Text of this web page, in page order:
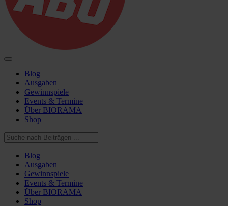
Blog
Ausgaben
Gewinnspiele
Events & Termine
Über BIORAMA
Shop
Blog
Ausgaben
Gewinnspiele
Events & Termine
Über BIORAMA
Shop